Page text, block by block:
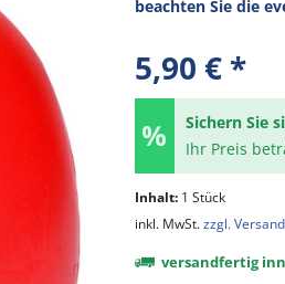
beachten Sie die
5,90 € *
Sichern Sie
Ihr Preis
Inhalt: 1 Stück
inkl. MwSt.zzgl.
versandfertig